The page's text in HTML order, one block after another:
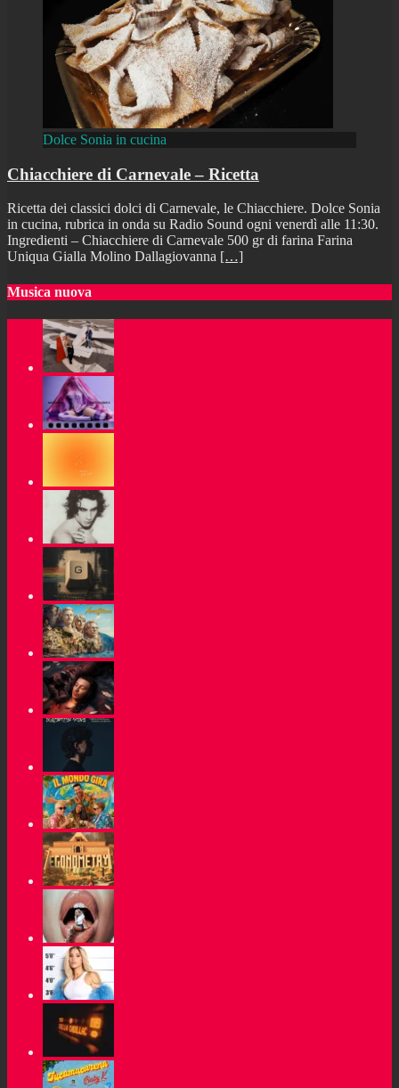
Dolce Sonia in cucina
Chiacchiere di Carnevale – Ricetta
Ricetta dei classici dolci di Carnevale, le Chiacchiere. Dolce Sonia
in cucina, rubrica in onda su Radio Sound ogni venerdì alle 11:30.
Ingredienti – Chiacchiere di Carnevale 500 gr di farina Farina
Uniqua Gialla Molino Dallagiovanna […]
Musica nuova